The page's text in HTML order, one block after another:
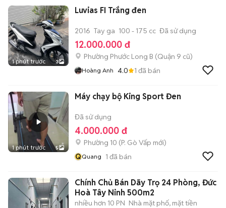
1 phút trước 3
Luvias FI Trắng đen
2016 Tay ga 100 - 175 cc Đã sử dụng
12.000.000 đ
Phường Phước Long B (Quận 9 cũ)
Hoàng Anh 4.0 1 đã bán
1 phút trước 5
Máy chạy bộ King Sport Đen
Đã sử dụng
4.000.000 đ
Phường 10 (P. Gò Vấp mới)
QQuang 1 đã bán
Chính Chủ Bán Dãy Trọ 24 Phòng, Đức
Hoà Tây Ninh 500m2
nhiều hơn 10 PN Nhà mặt phố, mặt tiền